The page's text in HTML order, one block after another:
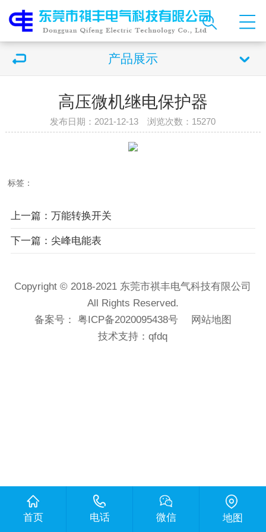
产品展示
高压微机继电保护器
发布日期：2021-12-13 浏览次数： 15270
标签：
上一篇：万能转换开关
下一篇：尖峰电能表
Copyright © 2018-2021 东莞市祺丰电气科技有限公司
All Rights Reserved.
备案号： 粤ICP备2020095438号
网站地图
技术支持：qfdq
首页 电话 微信 地图